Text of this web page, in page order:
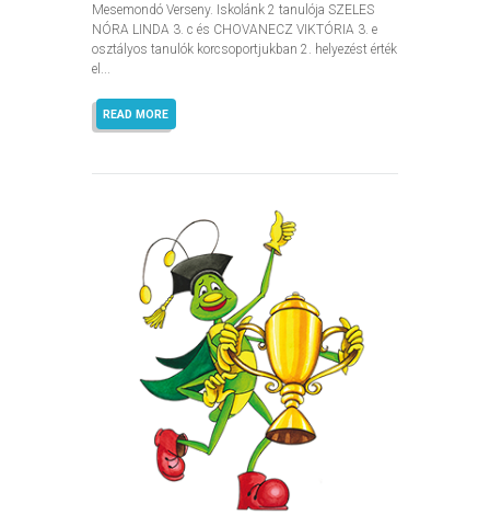
Mesemondó Verseny. Iskolánk 2 tanulója SZELES
NÓRA LINDA 3. c és CHOVANECZ VIKTÓRIA 3. e
osztályos tanulók korcsoportjukban 2. helyezést érték
el...
READ MORE